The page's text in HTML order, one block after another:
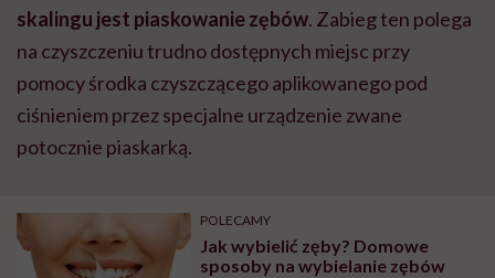
skalingu jest piaskowanie zębów. Zabieg ten polega
na czyszczeniu trudno dostępnych miejsc przy
pomocy środka czyszczącego aplikowanego pod
ciśnieniem przez specjalne urządzenie zwane
potocznie piaskarką.
POLECAMY
Jak wybielić zęby? Domowe
sposoby na wybielanie zębów